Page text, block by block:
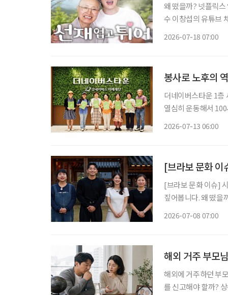
왜 떴을까? 넷플릭스
수 이창섭의 유튜브 채널
2026-07-18 07:00
봉사로 노후의
더네이버스타운 1층
열심히 운동해서
2026-07-13 06:00
[브라보 문화 이
[브라보 문화 이슈]
짚어봅니다. 왜 떴을까? 현재 SBS에서 방영 중인 예능 프로그램 '합숙맞선2'는 결혼을 원하
2026-07-08 07:00
해외 거주 부모
해외에 거주하던 부
를 신고해야 할까?